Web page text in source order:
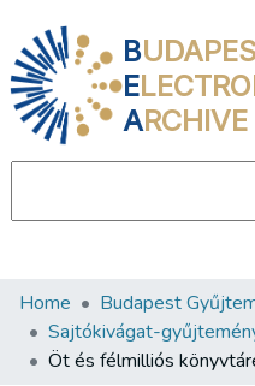
B
E
ARCHIVE
Communities &
All of DSpace
Home Budapest
Sajtókivágat-